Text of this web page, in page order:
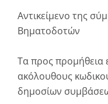
Αντικείμενο της
Βηματοδοτών
Τα προς προμήθεια
ακόλουθους
δημοσίων